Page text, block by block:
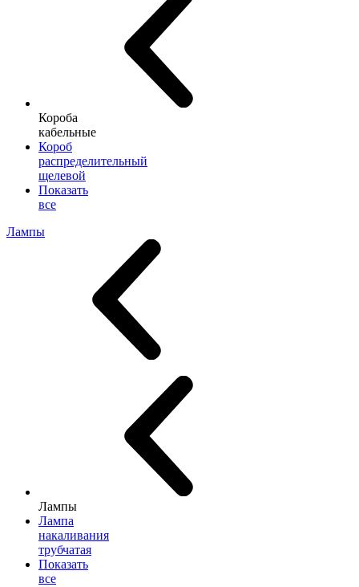
Короба
кабельные
Короб
распределительный
щелевой
Показать
все
Лампы
Лампы
Лампа
накаливания
трубчатая
Показать
все